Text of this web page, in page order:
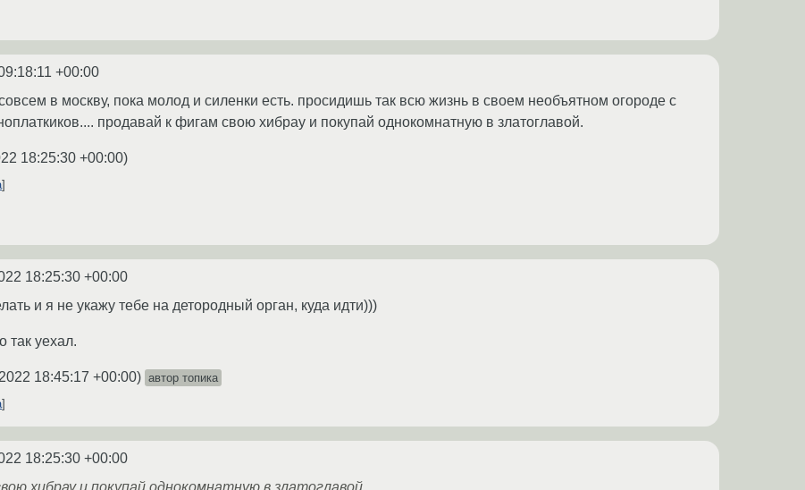
+00:00
в москву, пока молод и силенки есть. просидишь так всю жизнь в своем необъятном огороде с
продавай к фигам свою хибрау и покупай однокомнатную в златоглавой.
18:25:30 +00:00)
18:25:30 +00:00
и я не укажу тебе на детородный орган, куда идти)))
так уехал.
18:45:17 +00:00) автор топика
18:25:30 +00:00